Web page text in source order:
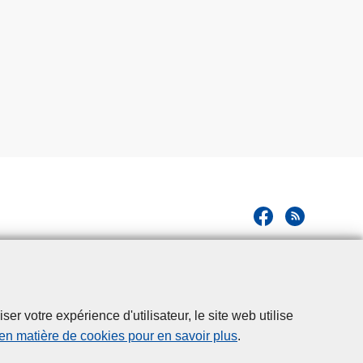
votre expérience d'utilisateur, le site web utilise
matière de cookies pour en savoir plus.